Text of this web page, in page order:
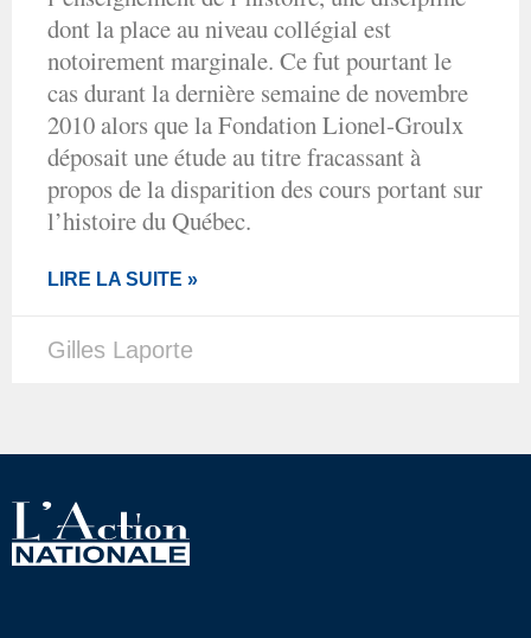
dont la place au niveau collégial est
notoirement marginale. Ce fut pourtant le
cas durant la dernière semaine de novembre
2010 alors que la Fondation Lionel-Groulx
déposait une étude au titre fracassant à
propos de la disparition des cours portant sur
l’histoire du Québec.
LIRE LA SUITE »
Gilles Laporte